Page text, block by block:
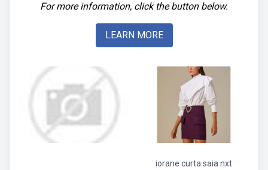
For more information, click the button below.
LEARN MORE
iorane curta saia nxt